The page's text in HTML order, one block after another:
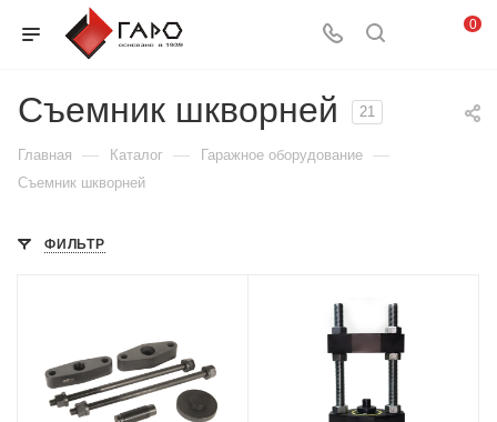
0
Съемник шкворней 21
Главная — Каталог — Гаражное оборудование —
Съемник шкворней
ФИЛЬТР